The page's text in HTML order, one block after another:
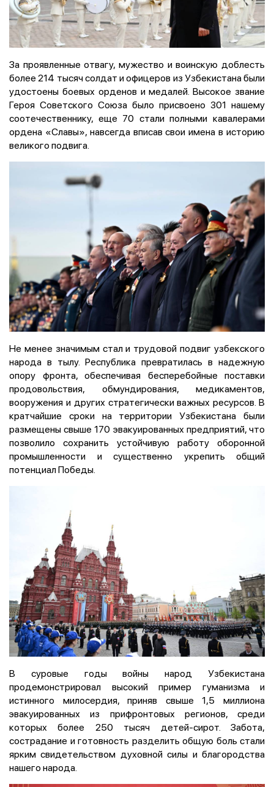
За проявленные отвагу, мужество и воинскую доблесть
более 214 тысяч солдат и офицеров из Узбекистана были
удостоены боевых орденов и медалей. Высокое звание
Героя Советского Союза было присвоено 301 нашему
соотечественнику, еще 70 стали полными кавалерами
ордена «Славы», навсегда вписав свои имена в историю
великого подвига.
Не менее значимым стал и трудовой подвиг узбекского
народа в тылу. Республика превратилась в надежную
опору фронта, обеспечивая бесперебойные поставки
продовольствия, обмундирования, медикаментов,
вооружения и других стратегически важных ресурсов. В
кратчайшие сроки на территории Узбекистана были
размещены свыше 170 эвакуированных предприятий, что
позволило сохранить устойчивую работу оборонной
промышленности и существенно укрепить общий
потенциал Победы.
В суровые годы войны народ Узбекистана
продемонстрировал высокий пример гуманизма и
истинного милосердия, приняв свыше 1,5 миллиона
эвакуированных из прифронтовых регионов, среди
которых более 250 тысяч детей-сирот. Забота,
сострадание и готовность разделить общую боль стали
ярким свидетельством духовной силы и благородства
нашего народа.